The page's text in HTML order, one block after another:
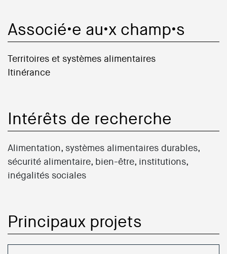
Associé•e au•x champ•s
Territoires et systèmes alimentaires
Itinérance
Intérêts de recherche
Alimentation, systèmes alimentaires durables,
sécurité alimentaire, bien-être, institutions,
inégalités sociales
Principaux projets